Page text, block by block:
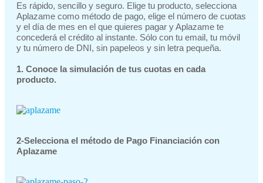
Es rápido, sencillo y seguro. Elige tu producto, selecciona
Aplazame como método de pago, elige el número de cuotas
y el día de mes en el que quieres pagar y Aplazame te
concederá el crédito al instante. Sólo con tu email, tu móvil
y tu número de DNI, sin papeleos y sin letra pequeña.
1. Conoce la simulación de tus cuotas en cada
producto.
2-Selecciona el método de Pago Financiación con
Aplazame